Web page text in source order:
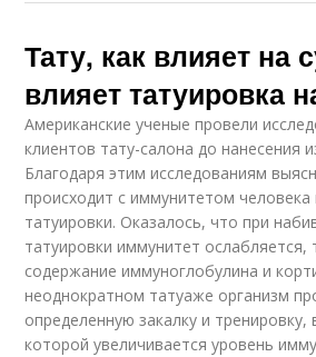
Тату, как влияет на
влияет татуировка
Американские ученые провели
клиентов тату-салона до нанесения
Благодаря этим исследованиям
происходит с иммунитетом человека
татуировки. Оказалось, что при
татуировки иммунитет ослабляется,
содержание иммуноглобулина и
неоднократном татуаже организм
определенную закалку и тренировку,
которой увеличивается уровень